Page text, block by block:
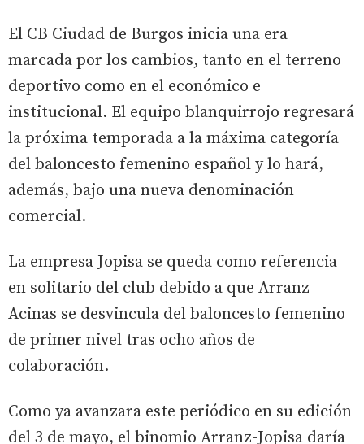
El CB Ciudad de Burgos inicia una era
marcada por los cambios, tanto en el terreno
deportivo como en el económico e
institucional. El equipo blanquirrojo regresará
la próxima temporada a la máxima categoría
del baloncesto femenino español y lo hará,
además, bajo una nueva denominación
comercial.
La empresa Jopisa se queda como referencia
en solitario del club debido a que Arranz
Acinas se desvincula del baloncesto femenino
de primer nivel tras ocho años de
colaboración.
Como ya avanzara este periódico en su edición
del 3 de mayo, el binomio Arranz-Jopisa daría